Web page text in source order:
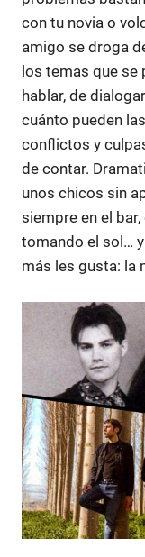
con tu novia o
amigo se droga
los temas que se
hablar, de
cuánto pueden
conflictos y
de contar.
unos chicos sin
siempre en el
tomando el sol…
más les gusta: la